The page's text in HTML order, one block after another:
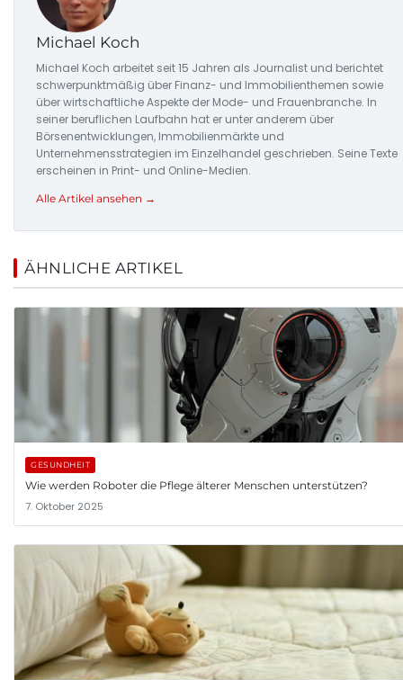
Michael Koch
Michael Koch arbeitet seit 15 Jahren als Journalist und berichtet
schwerpunktmäßig über Finanz- und Immobilienthemen sowie
über wirtschaftliche Aspekte der Mode- und Frauenbranche. In
seiner beruflichen Laufbahn hat er unter anderem über
Börsenentwicklungen, Immobilienmärkte und
Unternehmensstrategien im Einzelhandel geschrieben. Seine Texte
erscheinen in Print- und Online-Medien.
Alle Artikel ansehen →
ÄHNLICHE ARTIKEL
GESUNDHEIT
Wie werden Roboter die Pflege älterer Menschen unterstützen?
7. Oktober 2025